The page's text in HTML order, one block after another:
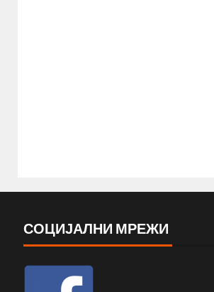
СОЦИЈАЛНИ МРЕЖИ